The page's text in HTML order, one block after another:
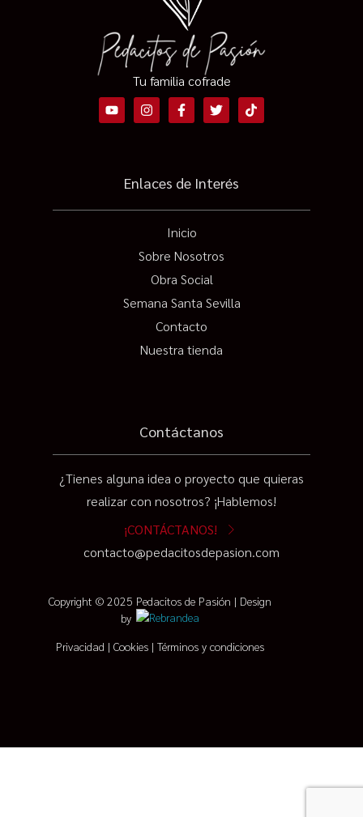
Tu familia cofrade
Enlaces de Interés
Inicio
Sobre Nosotros
Obra Social
Semana Santa Sevilla
Contacto
Nuestra tienda
Contáctanos
¿Tienes alguna idea o proyecto que quieras
realizar con nosotros? ¡Hablemos!
¡CONTÁCTANOS!
contacto@pedacitosdepasion.com
Copyright © 2025 Pedacitos de Pasión | Design
by
Privacidad | Cookies| Términos y condiciones